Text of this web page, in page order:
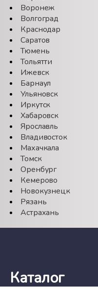
Воронеж
Волгоград
Краснодар
Саратов
Тюмень
Тольятти
Ижевск
Барнаул
Ульяновск
Иркутск
Хабаровск
Ярославль
Владивосток
Махачкала
Томск
Оренбург
Кемерово
Новокузнецк
Рязань
Астрахань
Каталог